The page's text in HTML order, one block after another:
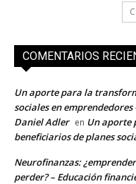
COMENTARIOS
Un aporte para la
sociales en
Daniel Adler en Un aporte
beneficiarios de planes
Neurofinanzas:
perder? – Educación